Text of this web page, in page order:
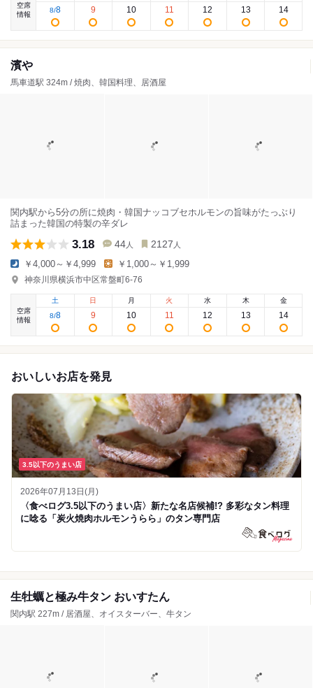
空席
情報
8/8 9 10 11 12 13 14
濱や
馬車道駅 324m / 焼肉、韓国料理、居酒屋
関内駅から5分の所に焼肉・韓国ナッコブセホルモンの旨味がたっぶり
詰まった韓国の特製の辛ダレ
3.18 44 人 2127 人
￥4,000～￥4,999 ￥1,000～￥1,999
神奈川県横浜市中区常盤町6-76
空席
情報
土
8/8
日
9
月
10
火
11
水
12
木
13
金
14
おいしいお店を発見
3.5以下のうまい店
2026年07月13日(月)
〈食べログ3.5以下のうまい店〉新たな名店候補!? 多彩なタン料理
に唸る「炭火焼肉ホルモンうらら」のタン専門店
生牡蠣と極み牛タン おいすたん
関内駅 227m / 居酒屋、オイスターバー、牛タン